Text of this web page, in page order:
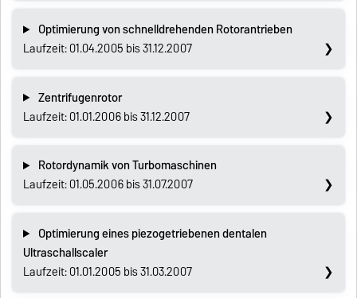
Optimierung von schnelldrehenden Rotorantrieben
Laufzeit: 01.04.2005 bis 31.12.2007
Zentrifugenrotor
Laufzeit: 01.01.2006 bis 31.12.2007
Rotordynamik von Turbomaschinen
Laufzeit: 01.05.2006 bis 31.07.2007
Optimierung eines piezogetriebenen dentalen
Ultraschallscaler
Laufzeit: 01.01.2005 bis 31.03.2007